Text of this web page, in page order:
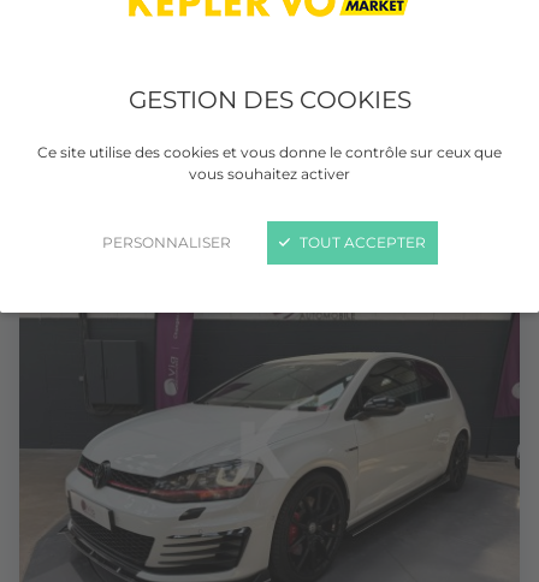
GESTION DES COOKIES
Ce site utilise des cookies et vous donne le contrôle sur ceux que
vous souhaitez activer
PERSONNALISER TOUT ACCEPTER
Manuelle 121 000 km